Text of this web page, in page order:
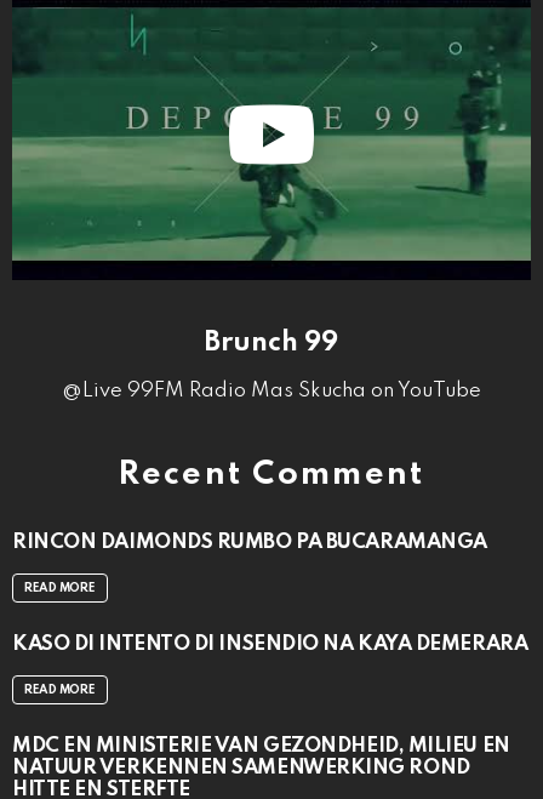
Brunch 99
@Live 99FM Radio Mas Skucha on YouTube
Recent Comment
RINCON DAIMONDS RUMBO PA BUCARAMANGA
READ MORE
KASO DI INTENTO DI INSENDIO NA KAYA DEMERARA
READ MORE
MDC EN MINISTERIE VAN GEZONDHEID, MILIEU EN
NATUUR VERKENNEN SAMENWERKING ROND
HITTE EN STERFTE